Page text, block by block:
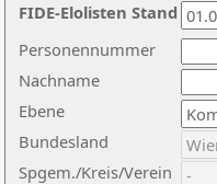
Nachname
Ebene
Personennummer
Bundesland
Spgem./Kreis/Verein
FIDE-Elolisten Stand